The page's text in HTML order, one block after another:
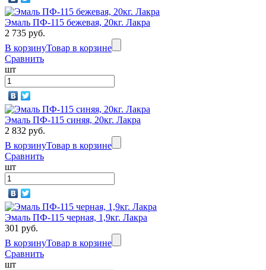
Эмаль ПФ-115 бежевая, 20кг. Лакра
2 735 руб.
В корзинуТовар в корзине
Сравнить
шт
Эмаль ПФ-115 синяя, 20кг. Лакра
2 832 руб.
В корзинуТовар в корзине
Сравнить
шт
Эмаль ПФ-115 черная, 1,9кг. Лакра
301 руб.
В корзинуТовар в корзине
Сравнить
шт